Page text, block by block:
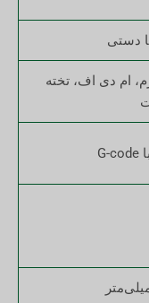
دستی
ام دی اف، تخته